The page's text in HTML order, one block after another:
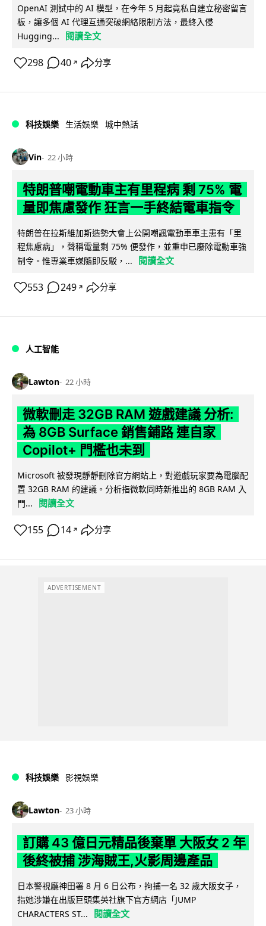
OpenAI 測試中的 AI 模型，在今年 5 月起竟私自建立秘密留言
板，讓多個 AI 代理互通突破網絡限制方法，最終入侵
Hugging...
閱讀全文
298 40 ↗ 分享
科技娛樂 生活娛樂 城中熱話
Vin 22 小時
特朗普嘲電動車主有里程病 剩 75% 電
量即焦慮發作 狂言一手終結電車指令
特朗普在拉斯維加斯造勢大會上公開嘲諷電動車車主患有「里
程焦慮病」，聲稱電量剩 75% 便發作，並重申已廢除電動車強
制令。惟專業車媒隨即反駁，...
閱讀全文
553 249 ↗ 分享
人工智能
Lawton 22 小時
微軟刪走 32GB RAM 遊戲建議 分析:
為 8GB Surface 銷售鋪路 連自家
Copilot+ 門檻也未到
Microsoft 被發現靜靜刪除官方網站上，對遊戲玩家要為電腦配
置 32GB RAM 的建議。分析指微軟同時新推出的 8GB RAM 入
門...
閱讀全文
155 14 ↗ 分享
ADVERTISEMENT
科技娛樂 影視娛樂
Lawton 23 小時
訂購 43 億日元精品後棄單 大阪女 2 年
後終被捕 涉海賊王,火影周邊產品
日本警視廳神田署 8 月 6 日公布，拘捕一名 32 歲大阪女子，
指她涉嫌在出版巨頭集英社旗下官方網店「JUMP
CHARACTERS ST...
閱讀全文